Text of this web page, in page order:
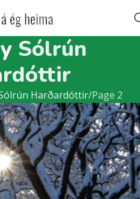
Sólrún
Harðardóttir Page 2